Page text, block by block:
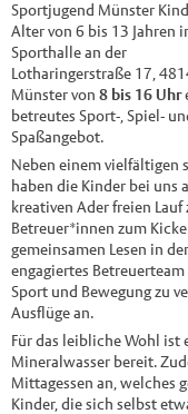
Sportjugend Münster
Alter von 6 bis 13 Jahren
Sporthalle an der
Lotharingerstraße 17,
Münster von 8 bis 16 Uhr
betreutes Sport-, Spiel-
Spaßangebot.
Neben einem vielfältigen
haben die Kinder bei uns
kreativen Ader freien
Betreuer*innen zum
gemeinsamen Lesen in
engagiertes
Sport und Bewegung zu
Ausflüge an.
Für das leibliche Wohl ist
Mineralwasser bereit.
Mittagessen an, welches
Kinder, die sich selbst